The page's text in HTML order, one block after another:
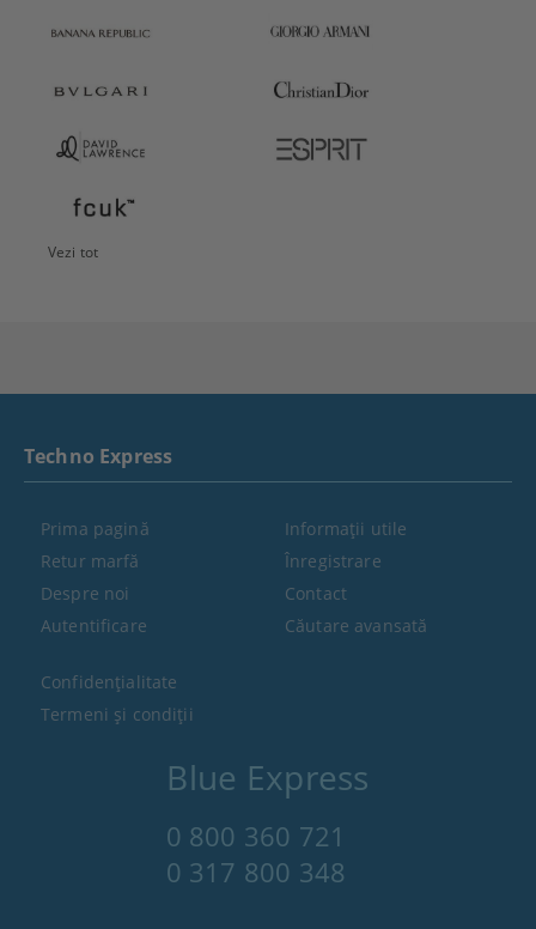
Vezi tot
Blue Express
0 800 360 721
0 317 800 348
Techno Express
Prima pagină
Retur marfă
Despre noi
Autentificare
Informaţii utile
Înregistrare
Contact
Căutare avansată
Confidenţialitate
Termeni şi condiţii